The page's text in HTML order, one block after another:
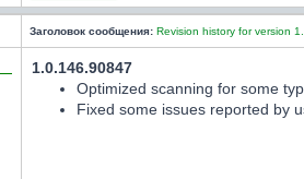
Заголовок сообщения: Revision history for version
1.0.146.90847
Optimized scanning for some
Fixed some issues reported by